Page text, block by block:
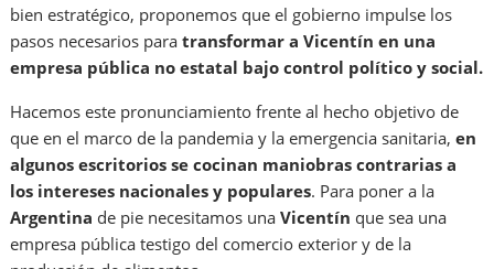
bien estratégico, proponemos que el gobierno impulse los
pasos necesarios paratransformar a Vicentín en una
empresa pública no estatal bajo control político y social.
Hacemos este pronunciamiento frente al hecho objetivo de
que en el marco de la pandemia y la emergencia sanitaria,en
algunos escritorios se cocinan maniobras contrarias a
los intereses nacionales y populares. Para poner a la
Argentina de pie necesitamos unaVicentín que sea una
empresa pública testigo del comercio exterior y de la